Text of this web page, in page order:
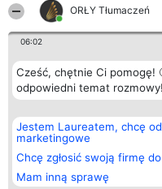
ORŁY Tłumaczeń
06:02
Cześć, chętnie Ci pomogę!
odpowiedni temat
Jestem Laureatem, chcę
marketingowe
Chcę zgłosić swoją firmę do
Mam inną sprawę
Organizator plebiscytu
Bright Side Solutions sp. z o.
o. sp. k.
ul. Ruska 22
Wrocław 50-079
KRS 0000749100 | Regon